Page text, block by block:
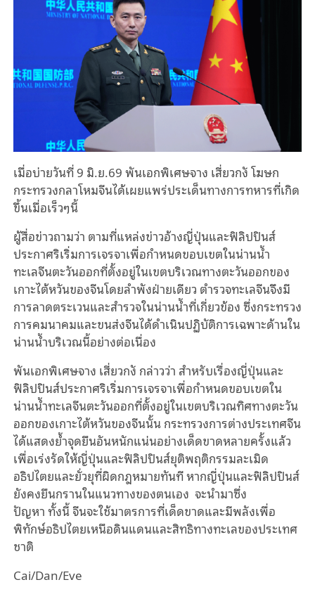
เมื่อบ่ายวันที่ 9 มิ.ย.69 พันเอกพิเศษจาง เสี่ยวกง โฆษก
กระทรวงกลาโหมจีนได้เผยแพร่ประเด็นทางการทหารที่เกิด
ขึ้นเมื่อเร็วๆนี้
ผู้สื่อข่าวถามว่า ตามที่แหล่งข่าวอ้างญี่ปุ่นและฟิลิปปินส์
ประกาศริเริ่มการเจรจาเพื่อกำหนดขอบเขตในน่านน้ำ
ทะเลจีนตะวันออกที่ตั้งอยู่ในเขตบริเวณทางตะวันออกของ
เกาะไต้หวันของจีนโดยลำพังฝ่ายเดียว ตำรวจทะเลจีนจึงมี
การลาดตระเวนและสำรวจในน่านน้ำที่เกี่ยวข้องซึ่งกระทรวง
การคมนาคมและขนส่งจีนได้ดำเนินปฏิบัติการเฉพาะด้านใน
น่านน้ำบริเวณนี้อย่างต่อเนื่อง
พันเอกพิเศษจาง เสี่ยวกง กล่าวว่า สำหรับเรื่องญี่ปุ่นและ
ฟิลิปปินส์ประกาศริเริ่มการเจรจาเพื่อกำหนดขอบเขตใน
น่านน้ำทะเลจีนตะวันออกที่ตั้งอยู่ในเขตบริเวณทิศทางตะวัน
ออกของเกาะไต้หวันของจีนนั้น กระทรวงการต่างประเทศจีน
ได้แสดงย้ำจุดยืนอันหนักแน่นอย่างเด็ดขาดหลายครั้งแล้ว
เพื่อเร่งรัดให้ญี่ปุ่นและฟิลิปปินส์ยุติพฤติกรรมละเมิด
อธิปไตยและยั่วยุที่ผิดกฎหมายทันที หากญี่ปุ่นและฟิลิปปินส์
ยังคงยืนกรานในแนวทางของตนเอง จะนำมาซึ่ง
ปัญหาทั้งนี้จีนจะใช้มาตรการที่เด็ดขาดและมีพลังเพื่อ
พิทักษ์อธิปไตยเหนือดินแดนและสิทธิทางทะเลของประเทศ
ชาติ
Cai/Dan/Eve